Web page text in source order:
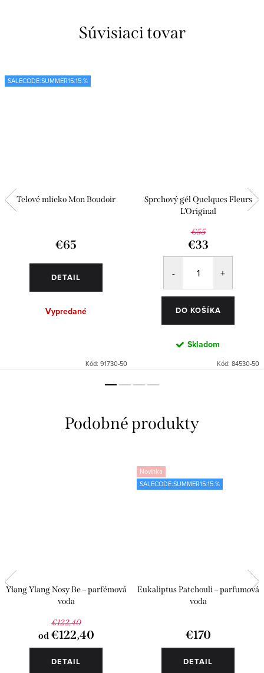
Súvisiaci tovar
SALECODE:SUMMER15:15:%
Telové mlieko Mon Boudoir
€65
DETAIL
Vypredané
Kód: 91730-50
Sprchový gél Quelques Fleurs
L’Original
€55
€33
DO KOŠÍKA
Skladom
Kód: 84530-50
Ylang Ylang Nosy Be – parfémová
voda
€122,40
od€122,40
DETAIL
Novinka
SALECODE:SUMMER15:15:%
Eukaliptus Patchouli – parfumová
voda
€170
DETAIL